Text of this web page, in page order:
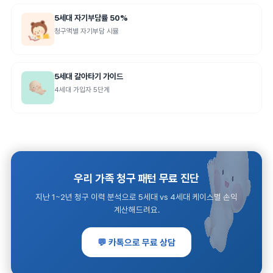
5세대 자기부담률 50%
청구액별 자기부담 시뮬
5세대 갈아타기 가이드
4세대 가입자 5단계
우리 가족 청구 패턴 무료 진단
지난 1~2년 청구 이력 분석으로 5세대 vs 4세대 케이스별 손익
계산해드려요.
💬 카톡으로 무료 상담